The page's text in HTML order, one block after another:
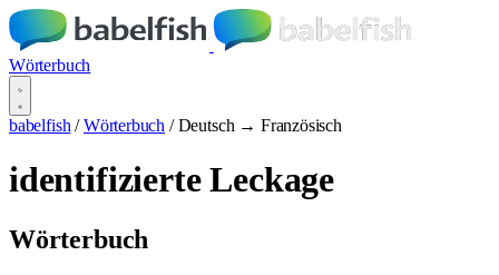
Wörterbuch
babelfish / Wörterbuch / Deutsch → Französisch
identifizierte Leckage
Wörterbuch